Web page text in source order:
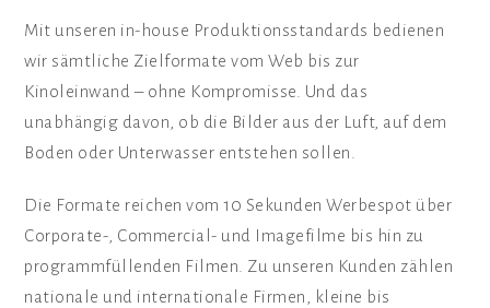
Mit unseren in-house Produktionsstandards bedienen
wir sämtliche Zielformate vom Web bis zur
Kinoleinwand – ohne Kompromisse. Und das
unabhängig davon, ob die Bilder aus der Luft, auf dem
Boden oder Unterwasser entstehen sollen.
Die Formate reichen vom 10 Sekunden Werbespot über
Corporate-, Commercial- und Imagefilme bis hin zu
programmfüllenden Filmen. Zu unseren Kunden zählen
nationale und internationale Firmen, kleine bis